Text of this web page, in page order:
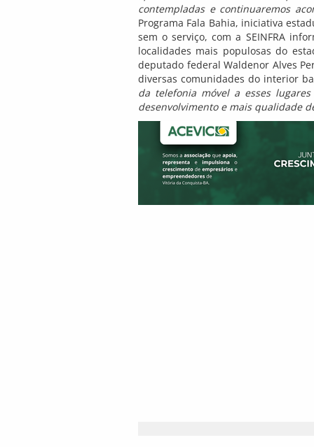
contempladas e continuaremos
Programa Fala Bahia, iniciativa
sem o serviço, com a SEINFRA
localidades mais populosas do
deputado federal Waldenor Alves
diversas comunidades do interior
da telefonia móvel a esses
desenvolvimento e mais qualidade